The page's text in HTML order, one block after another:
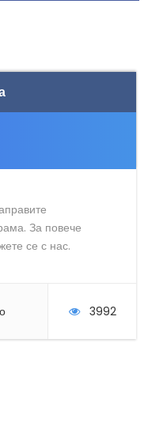
За повече
се с нас.
3992